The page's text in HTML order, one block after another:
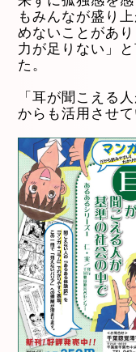
もみんなが盛り
めないことがあ
力が足りない」
た。
「耳が聞こえる
からも活用させて